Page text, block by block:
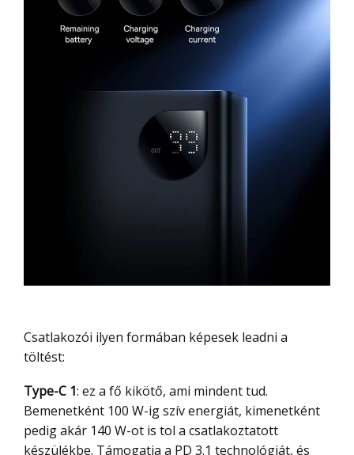
Csatlakozói ilyen formában képesek leadni a
töltést:
Type-C 1: ez a fő kikötő, ami mindent tud.
Bemenetként 100 W-ig szív energiát, kimenetként
pedig akár 140 W-ot is tol a csatlakoztatott
készülékbe. Támogatja a PD 3.1 technológiát, és